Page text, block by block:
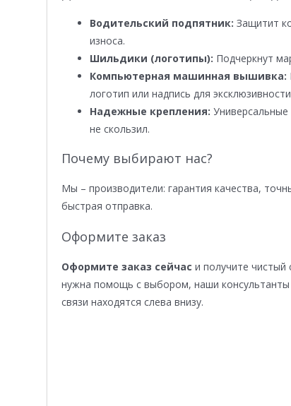
Водительский подпятник: Защитит
износа.
Шильдики (логотипы): Подчеркнут
Компьютерная машинная вышивка:
логотип или надпись для
Надежные крепления:
не скользил.
Почему выбирают нас?
Мы – производители: гарантия качества,
быстрая отправка.
Оформите заказ
Оформите заказ сейчас и получите чистый
нужна помощь с выбором, наши
связи находятся слева внизу.